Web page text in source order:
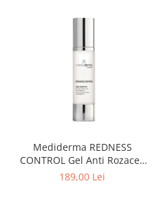
Mediderma REDNESS
CONTROL Gel Anti Rozacee
cu Acid Azelaic si
189,00 Lei